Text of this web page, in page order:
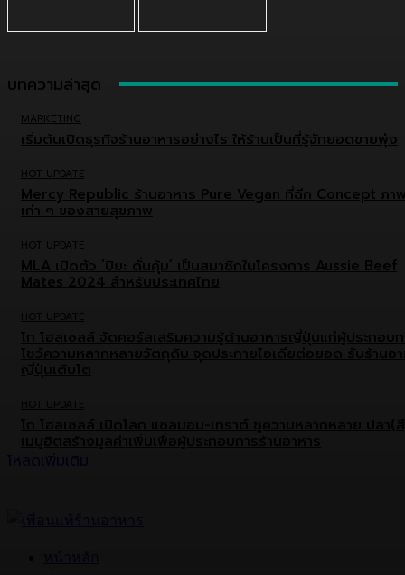
บทความล่าสุด
MARKETING
เริ่มต้นเปิดธุรกิจร้านอาหารอย่างไร ให้ร้านเป็นที่รู้จักยอดขายพุ่ง
HOT UPDATE
Mercy Republic ร้านอาหาร Pure Vegan ที่ฉีก Concept ภา
เก่า ๆ ของสายสุขภาพ
HOT UPDATE
MLA เปิดตัว ‘ปิยะ ดั่นคุ้ม’ เป็นสมาชิกในโครงการ Aussie Beef
Mates 2024 สำหรับประเทศไทย